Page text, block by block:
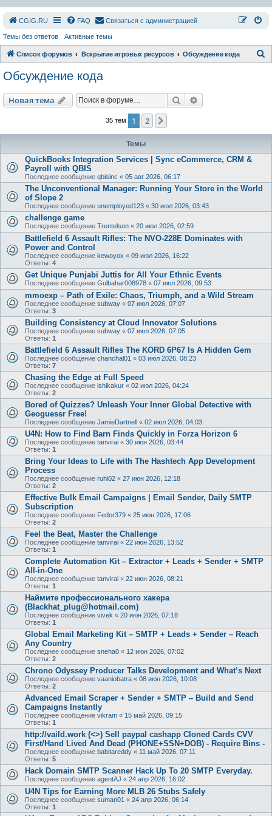
СGIG.RU FAQ Связаться с администрацией
Темы без ответов Активные темы
Список форумов Вскрытие игровых ресурсов Обсуждение кода
Обсуждение кода
Новая тема Поиск
35 тем 1 2
Темы
QuickBooks Integration Services | Sync eCommerce, CRM &
Payroll with QBIS
Последнее сообщение qbisinc « 05 авг 2026, 06:17
The Unconventional Manager: Running Your Store in the World
of Slope 2
Последнее сообщение unemployed123 « 30 июл 2026, 03:43
challenge game
Последнее сообщение Trentelson « 20 июл 2026, 02:59
Battlefield 6 Assault Rifles: The NVO-228E Dominates with
Power and Control
Последнее сообщение kewoyox « 09 июл 2026, 16:22
Ответы: 4
Get Unique Punjabi Juttis for All Your Ethnic Events
Последнее сообщение Gulbahar008978 « 07 июл 2026, 09:53
mmoexp – Path of Exile: Chaos, Triumph, and a Wild Stream
Последнее сообщение subway « 07 июл 2026, 07:07
Ответы: 3
Building Consistency at Cloud Innovator Solutions
Последнее сообщение subway « 07 июл 2026, 07:05
Ответы: 1
Battlefield 6 Assault Rifles The KORD 6P67 Is A Hidden Gem
Последнее сообщение chanchal01 « 03 июл 2026, 08:23
Ответы: 7
Chasing the Edge at Full Speed
Последнее сообщение ishikakur « 02 июл 2026, 04:24
Ответы: 2
Bored of Quizzes? Unleash Your Inner Global Detective with
Geoguessr Free!
Последнее сообщение JamieDartnell « 02 июл 2026, 04:03
U4N: How to Find Barn Finds Quickly in Forza Horizon 6
Последнее сообщение tanvirai « 30 июн 2026, 03:44
Ответы: 1
Bring Your Ideas to Life with The Hashtech App Development
Process
Последнее сообщение ruhi02 « 27 июн 2026, 12:18
Ответы: 2
Effective Bulk Email Campaigns | Email Sender, Daily SMTP
Subscription
Последнее сообщение Fedor379 « 25 июн 2026, 17:06
Ответы: 2
Feel the Beat, Master the Challenge
Последнее сообщение tanvirai « 22 июн 2026, 13:52
Ответы: 1
Complete Automation Kit – Extractor + Leads + Sender + SMTP
All-in-One
Последнее сообщение tanvirai « 22 июн 2026, 08:21
Ответы: 1
Наймите профессионального хакера
(Blackhat_plug@hotmail.com)
Последнее сообщение vivek « 20 июн 2026, 07:18
Ответы: 1
Global Email Marketing Kit – SMTP + Leads + Sender – Reach
Any Country
Последнее сообщение sneha0 « 12 июн 2026, 07:02
Ответы: 2
Chrono Odyssey Producer Talks Development and What’s Next
Последнее сообщение vaaniobatra « 08 июн 2026, 10:08
Ответы: 2
Advanced Email Scraper + Sender + SMTP – Build and Send
Campaigns Instantly
Последнее сообщение vikram « 15 май 2026, 09:15
Ответы: 1
http://vaild.work (<>) Sell paypal cashapp Cloned Cards CVV
First/Hand Lived And Dead (PHONE+SSN+DOB) - Require Bins -
Последнее сообщение babitareddy « 11 май 2026, 07:11
Ответы: 5
Hack Domain SMTP Scanner Hack Up To 20 SMTP Everyday.
Последнее сообщение agentAJ « 24 апр 2026, 16:02
U4N Tips for Earning More MLB 26 Stubs Safely
Последнее сообщение suman01 « 24 апр 2026, 06:14
Ответы: 1